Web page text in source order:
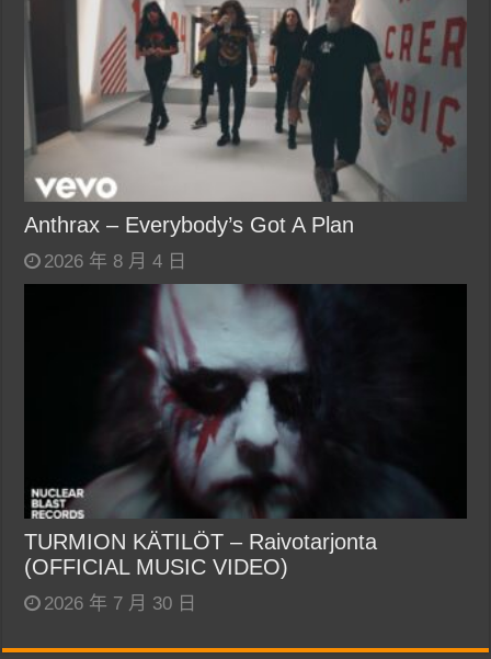
Anthrax – Everybody’s Got A Plan
2026 年 8 月 4 日
TURMION KÄTILÖT – Raivotarjonta
(OFFICIAL MUSIC VIDEO)
2026 年 7 月 30 日